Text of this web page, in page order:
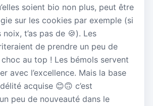
soient bio non plus, peut être
sur les cookies par exemple (si
noix, t’as pas de 🍪). Les
de prendre un peu de
au top ! Les bémols servent
avec l’excellence. Mais la base
acquise 😊🙃 c’est
peu de nouveauté dans le